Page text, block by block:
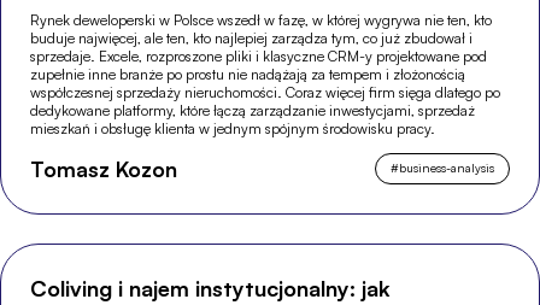
Rynek deweloperski w Polsce wszedł w fazę, w której wygrywa nie ten, kto
buduje najwięcej, ale ten, kto najlepiej zarządza tym, co już zbudował i
sprzedaje. Excele, rozproszone pliki i klasyczne CRM-y projektowane pod
zupełnie inne branże po prostu nie nadążają za tempem i złożonością
współczesnej sprzedaży nieruchomości. Coraz więcej firm sięga dlatego po
dedykowane platformy, które łączą zarządzanie inwestycjami, sprzedaż
mieszkań i obsługę klienta w jednym spójnym środowisku pracy.
Tomasz Kozon #business-analysis
Coliving i najem instytucjonalny: jak